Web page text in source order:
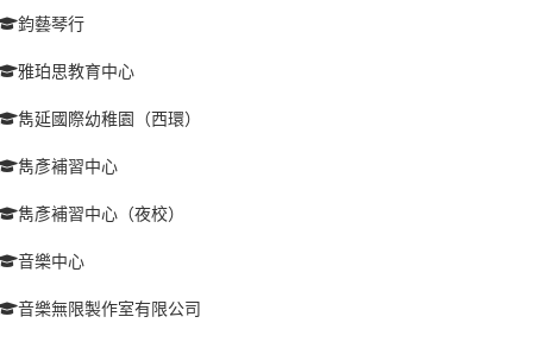
鈞藝琴行
雅珀思教育中心
雋延國際幼稚園（西環）
雋彥補習中心
雋彥補習中心（夜校）
音樂中心
音樂無限製作室有限公司